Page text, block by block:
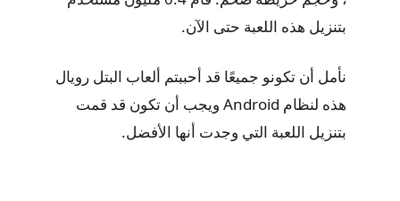
بتنزيل هذه اللعبة حتى الآن.
نأمل أن تكونو جميعًا قد أحببتم ألعاب البتل رويال
هذه لنظام Android ويجب أن تكون قد قمت
بتنزيل اللعبة التي وجدت أنها الأفضل.